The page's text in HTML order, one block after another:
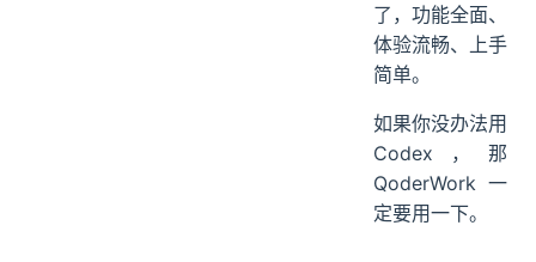
了，功能全面、
体验流畅、上手
简单。
如果你没办法用
Codex，那
QoderWork一
定要用一下。